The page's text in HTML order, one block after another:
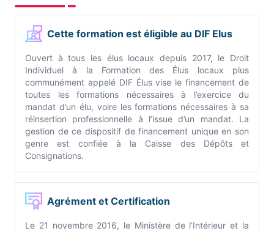
Cette formation est éligible au DIF Elus
Ouvert à tous les élus locaux depuis 2017, le Droit
Individuel à la Formation des Élus locaux plus
communément appelé DIF Élus vise le financement de
toutes les formations nécessaires à l’exercice du
mandat d’un élu, voire les formations nécessaires à sa
réinsertion professionnelle à l’issue d’un mandat. La
gestion de ce dispositif de financement unique en son
genre est confiée à la Caisse des Dépôts et
Consignations.
Agrément et Certification
Le 21 novembre 2016, le Ministère de l’Intérieur et la